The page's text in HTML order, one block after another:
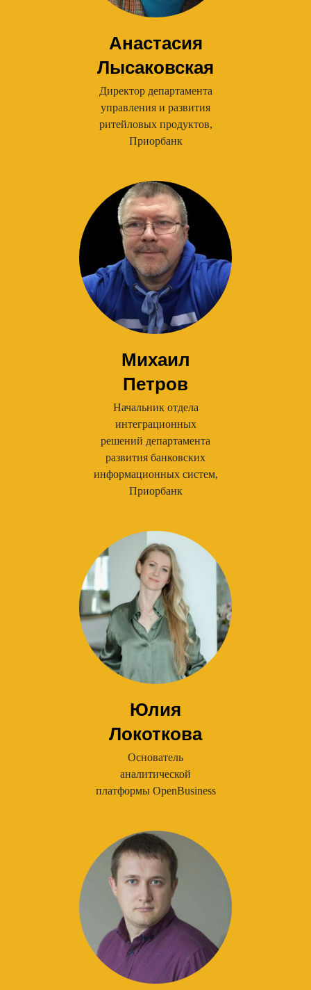
Анастасия
Лысаковская
Директор департамента
управления и развития
ритейловых продуктов,
Приорбанк
Михаил
Петров
Начальник отдела
интеграционных
решений департамента
развития банковских
информационных систем,
Приорбанк
Юлия
Локоткова
Основатель
аналитической
платформы OpenBusiness